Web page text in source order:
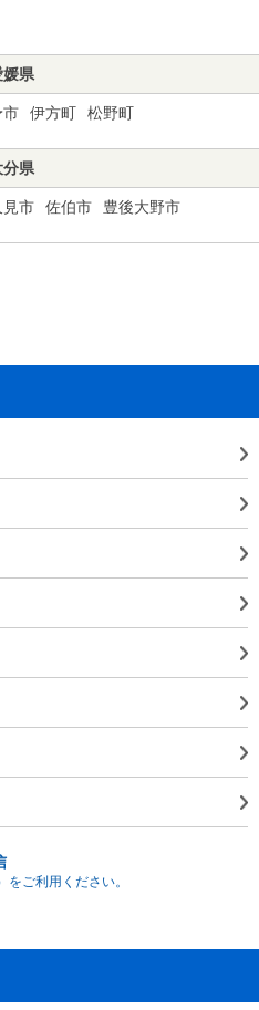
媛県
市 伊方町 松野町
分県
見市 佐伯市 豊後大野市
ご利用ください。